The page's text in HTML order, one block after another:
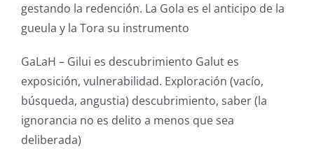
gestando la redención. La Gola es el anticipo de la
gueula y la Tora su instrumento
GaLaH – Gilui es descubrimiento Galut es
exposición, vulnerabilidad. Exploración (vacío,
búsqueda, angustia) descubrimiento, saber (la
ignorancia no es delito a menos que sea
deliberada)